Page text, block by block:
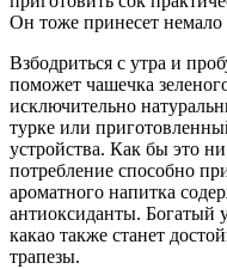
Он тоже принесет немало
Взбодриться с утра и
поможет чашечка
исключительно
турке или
устройства. Как бы это
потребление способно
ароматного напитка
антиоксиданты. Богатый
какао также станет
трапезы.